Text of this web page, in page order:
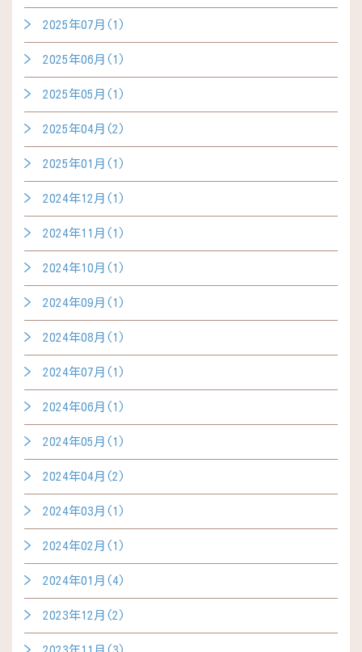
2025年07月(1)
2025年06月(1)
2025年05月(1)
2025年04月(2)
2025年01月(1)
2024年12月(1)
2024年11月(1)
2024年10月(1)
2024年09月(1)
2024年08月(1)
2024年07月(1)
2024年06月(1)
2024年05月(1)
2024年04月(2)
2024年03月(1)
2024年02月(1)
2024年01月(4)
2023年12月(2)